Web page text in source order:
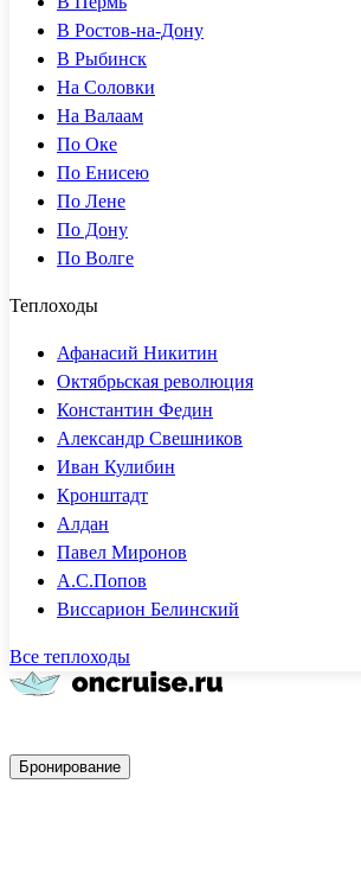
В Ростов-на-Дону
В Рыбинск
На Соловки
На Валаам
По Оке
По Енисею
По Лене
По Дону
По Волге
Теплоходы
Афанасий Никитин
Октябрьская революция
Константин Федин
Александр Свешников
Иван Кулибин
Кронштадт
Алдан
Павел Миронов
А.С.Попов
Виссарион Белинский
Все теплоходы
Бронирование